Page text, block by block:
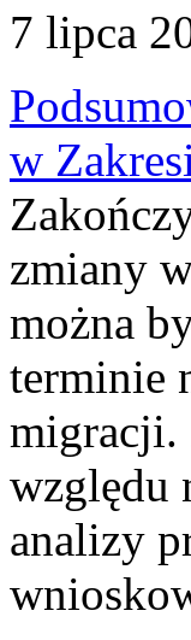
7 lipca
w
zmiany
można
terminie
migracji.
względu
analizy